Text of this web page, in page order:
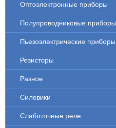
Оптоэлектронные приборы
Полупроводниковые приборы
Пьезоэлектрические приборы
Резисторы
Разное
Силовики
Слаботочные реле